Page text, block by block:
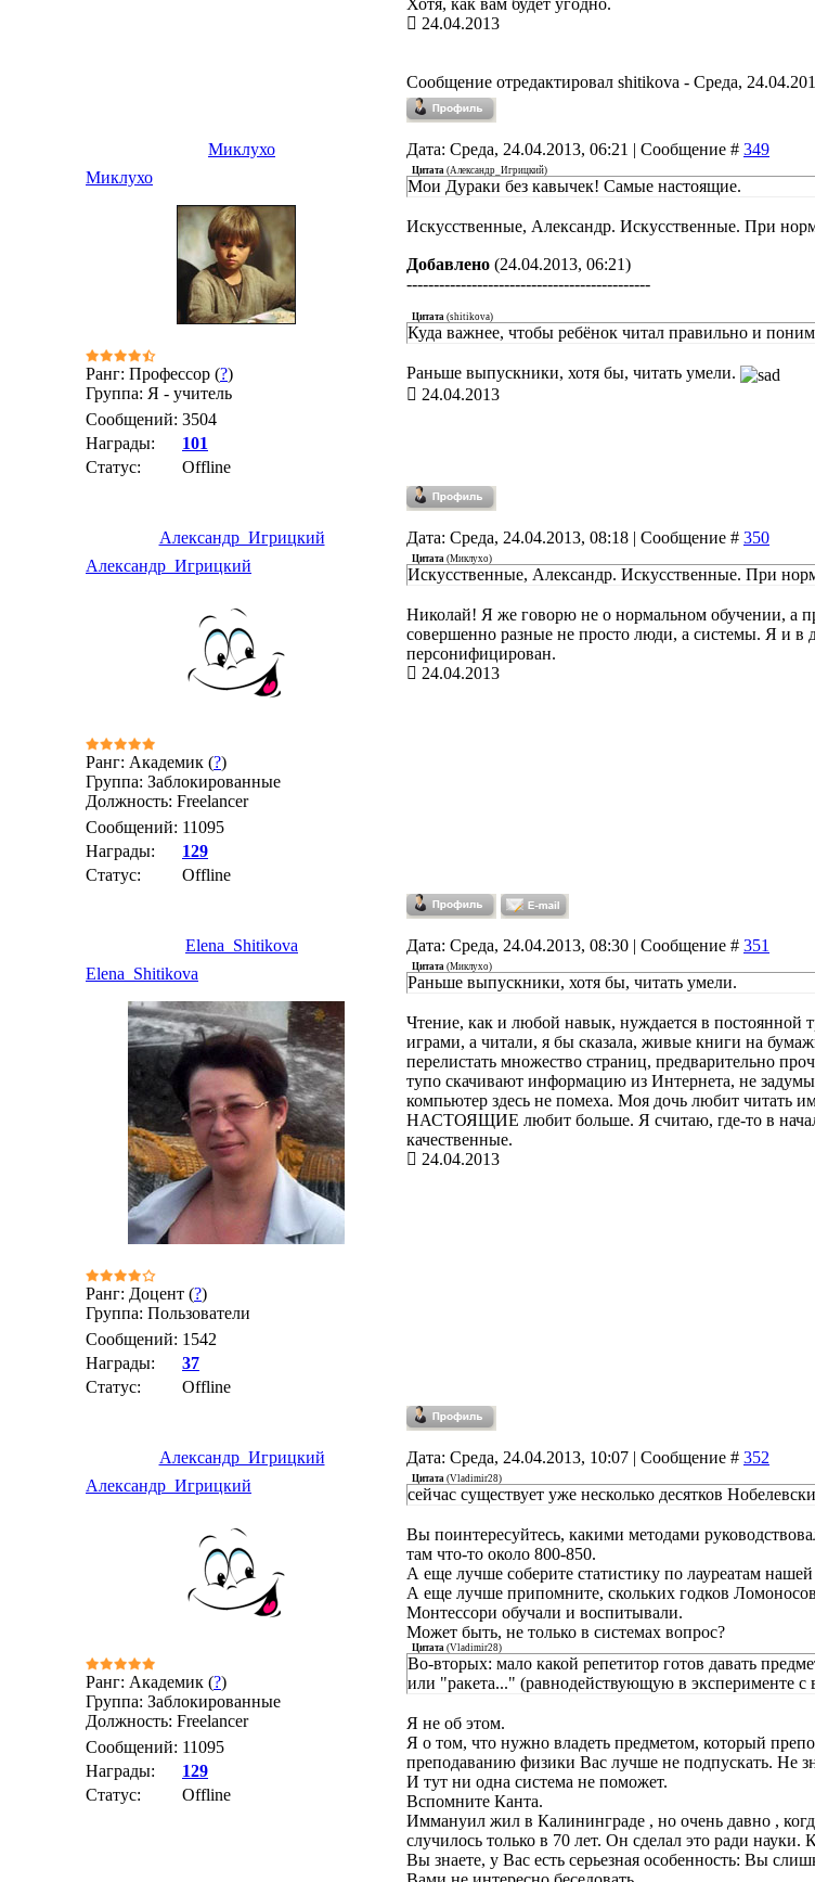
Хотя, как вам будет угодно.
24.04.2013
Сообщение отредактировал shitikova - Среда,
Миклухо Дата: Среда, 24.04.2013, 06:21 | Сообщение # 349
Миклухо
Ранг: Профессор (?)
Группа: Я - учитель
Сообщений: 3504
Награды:
101
Статус:
Offline
Цитата (Александр_Игрицкий)
Мои Дураки без кавычек! Самые настоящие.
Искусственные, Александр. Искусственные. При
Добавлено (24.04.2013, 06:21)
---------------------------------------------
Цитата (shitikova)
Куда важнее, чтобы ребёнок читал правильно и
Раньше выпускники, хотя бы, читать умели.
24.04.2013
Александр_Игрицкий Дата: Среда, 24.04.2013, 08:18 | Сообщение # 350
Александр_Игрицкий
Ранг: Академик (?)
Группа: Заблокированные
Должность: Freelancer
Сообщений: 11095
Награды:
129
Статус:
Offline
Цитата (Миклухо)
Искусственные, Александр. Искусственные. При
Николай! Я же говорю не о нормальном обучении, а
совершенно разные не просто люди, а системы. Я и в
персонифицирован.
24.04.2013
Elena_Shitikova Дата: Среда, 24.04.2013, 08:30 | Сообщение # 351
Elena_Shitikova
Ранг: Доцент (?)
Группа: Пользователи
Сообщений: 1542
Награды:
37
Статус:
Offline
Цитата (Миклухо)
Раньше выпускники, хотя бы, читать умели.
Чтение, как и любой навык, нуждается в
играми, а читали, я бы сказала, живые книги на
перелистать множество страниц, предварительно
тупо скачивают информацию из Интернета, не
компьютер здесь не помеха. Моя дочь любит читать
НАСТОЯЩИЕ любит больше. Я считаю, где-то в
качественные.
24.04.2013
Александр_Игрицкий Дата: Среда, 24.04.2013, 10:07 | Сообщение # 352
Александр_Игрицкий
Ранг: Академик (?)
Группа: Заблокированные
Должность: Freelancer
Сообщений: 11095
Награды:
129
Статус:
Offline
Цитата (Vladimir28)
сейчас существует уже несколько десятков
Вы поинтересуйтесь, какими методами
там что-то около 800-850.
А еще лучше соберите статистику по лауреатам
А еще лучше припомните, скольких годков
Монтессори обучали и воспитывали.
Может быть, не только в системах вопрос?
Цитата (Vladimir28)
Во-вторых: мало какой репетитор готов давать
или "ракета..." (равнодействующую в эксперименте
Я не об этом.
Я о том, что нужно владеть предметом, который
преподаванию физики Вас лучше не подпускать. Не
И тут ни одна система не поможет.
Вспомните Канта.
Иммануил жил в Калининграде , но очень давно ,
случилось только в 70 лет. Он сделал это ради науки.
Вы знаете, у Вас есть серьезная особенность: Вы